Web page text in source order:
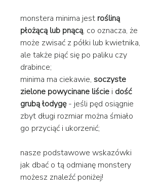
monstera minima jest rośliną
płożącą lub pnącą, co oznacza, że
może zwisać z półki lub kwietnika,
ale także piąć się po paliku czy
drabince;
minima ma ciekawie, soczyste
zielone powycinane liście i dość
grubą łodygę- jeśli pęd osiągnie
zbyt długi rozmiar można śmiało
go przyciąć i ukorzenić;
nasze podstawowe wskazówki
jak dbać o tą odmianę monstery
możesz znaleźć poniżej!